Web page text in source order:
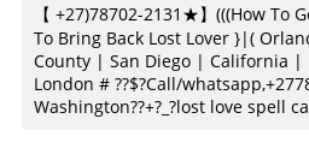
【 +27)78702-2131★】(((How To
To Bring Back Lost Lover }|(
County | San Diego | California |
London # ??$?Call/
Washington??+?_?lost love spell